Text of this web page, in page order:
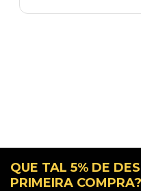
QUE TAL 5% DE
PRIMEIRA COMPRA?